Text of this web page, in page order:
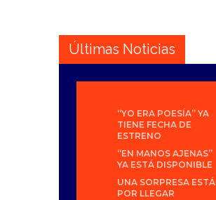
Últimas Noticias
“YO ERA POESÍA” YA
TIENE FECHA DE
ESTRENO
“EN MANOS AJENAS”
YA ESTÁ DISPONIBLE
UNA SORPRESA ESTÁ
POR LLEGAR